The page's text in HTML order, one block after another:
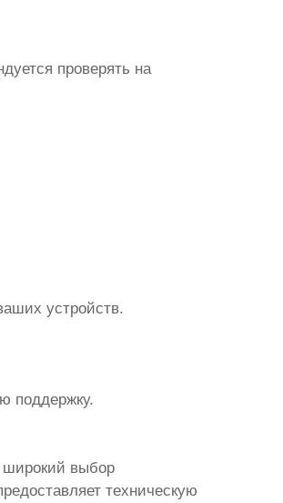
проверять на
устройств.
поддержку.
широкий выбор
техническую